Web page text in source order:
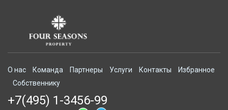
О нас Команда Партнеры Услуги Контакты
Избранное
Собственнику
+7(495) 1-3456-99